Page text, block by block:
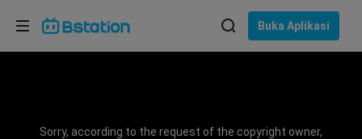
Buka Aplikasi
Sorry, according to the request of the copyright owner,
Pilih bahasa